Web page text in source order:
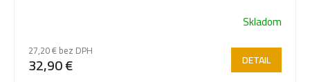
Skladom
27,20 € bez DPH
32,90 € DETAIL